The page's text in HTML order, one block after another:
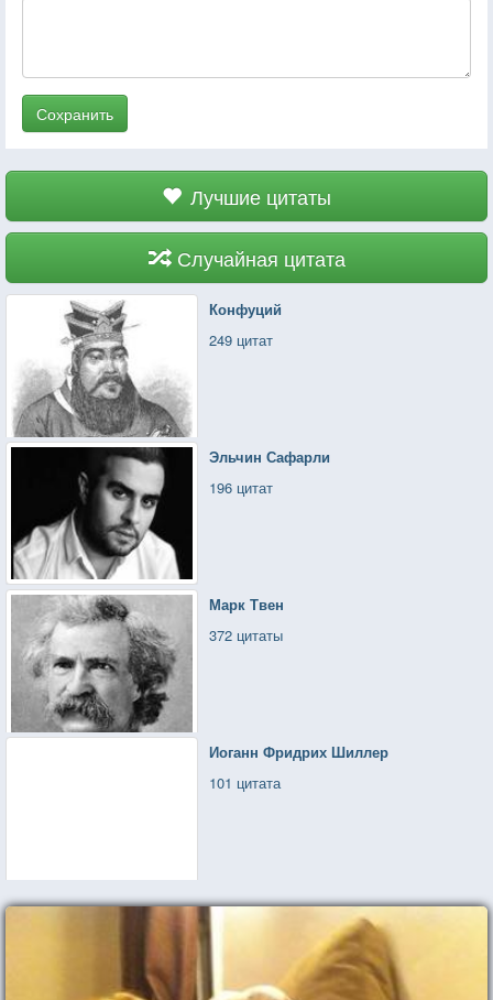
Сохранить
Лучшие цитаты
Случайная цитата
Конфуций
249 цитат
Эльчин Сафарли
196 цитат
Марк Твен
372 цитаты
Иоганн Фридрих Шиллер
101 цитата